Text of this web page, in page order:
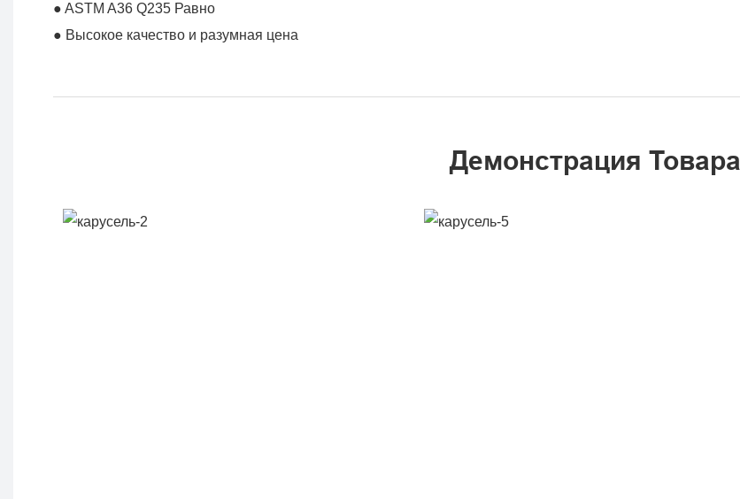
● ASTM A36 Q235 Равно
● Высокое качество и разумная цена
Демонстрация Товара